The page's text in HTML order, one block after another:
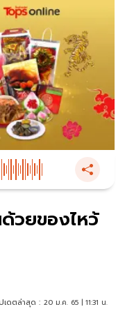
วยของไหว้
เดตล่าสุด : 20 ม.ค. 65 | 11:31 น.